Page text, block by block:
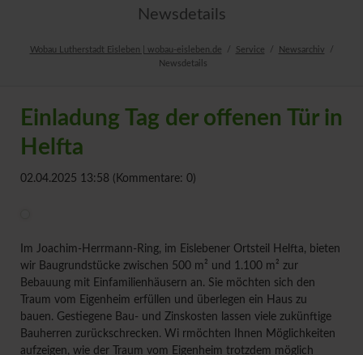
Newsdetails
Wobau Lutherstadt Eisleben | wobau-eisleben.de Service
Newsarchiv
Newsdetails
Einladung Tag der offenen Tür in
Helfta
02.04.2025 13:58 (Kommentare: 0)
Im Joachim-Herrmann-Ring, im Eislebener Ortsteil Helfta, bieten
wir Baugrundstücke zwischen 500 m² und 1.100 m² zur
Bebauung mit Einfamilienhäusern an. Sie möchten sich den
Traum vom Eigenheim erfüllen und überlegen ein Haus zu
bauen. Gestiegene Bau- und Zinskosten lassen viele zukünftige
Bauherren zurückschrecken. Wi rmöchten Ihnen Möglichkeiten
aufzeigen, wie der Traum vom Eigenheim trotzdem möglich